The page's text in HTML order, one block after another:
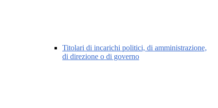
Titolari di incarichi politici, di amministrazione,
di direzione o di governo